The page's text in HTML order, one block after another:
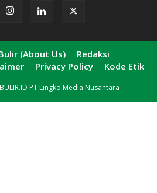
(About Us)
Redaksi
Privacy Policy Kode Etik
PT Lingko Media Nusantara